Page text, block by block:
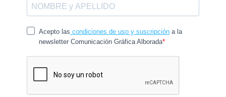
Verano
Buscar